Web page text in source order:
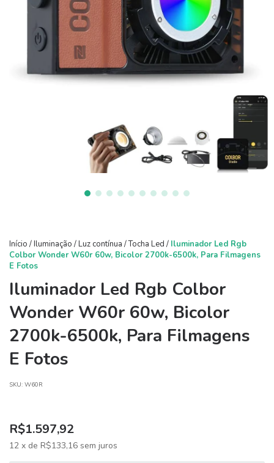
Início /Iluminação /Luz contínua /Tocha Led / Iluminador Led Rgb
Colbor Wonder W60r 60w, Bicolor 2700k-6500k, Para Filmagens
E Fotos
Iluminador Led Rgb Colbor
Wonder W60r 60w, Bicolor
2700k-6500k, Para Filmagens
E Fotos
SKU: W60R
R$1.597,92
12 x de R$133,16 sem juros